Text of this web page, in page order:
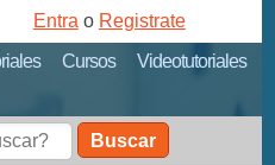
Cursos
Videotutoriales
Entra o Registrate
Buscar